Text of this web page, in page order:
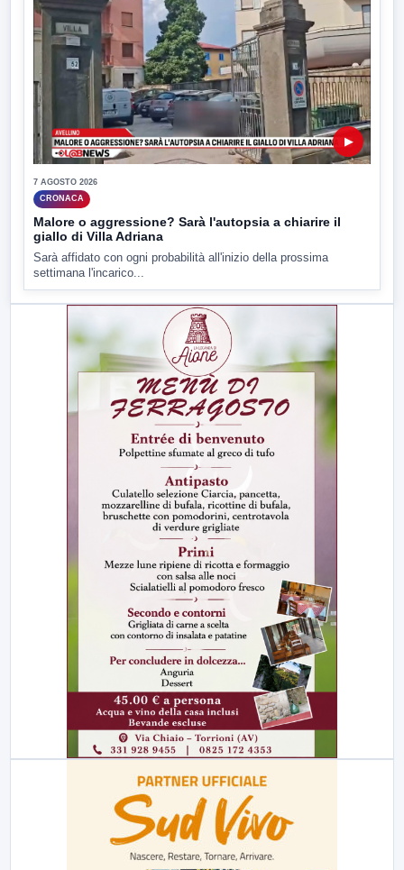
▶
7 AGOSTO 2026
CRONACA
Malore o aggressione? Sarà l'autopsia a chiarire il
giallo di Villa Adriana
Sarà affidato con ogni probabilità all'inizio della prossima
settimana l'incarico...